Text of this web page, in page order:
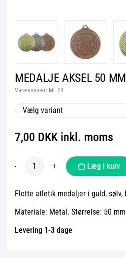
MEDALJE AKSEL 50
Varenummer: ME.24
Vælg variant
7,00 DKK inkl. moms
- + Læg i kurv
Flotte atletik medaljer i guld, sølv,
Materiale: Metal. Størrelse: 50 mm
Levering 1-3 dage